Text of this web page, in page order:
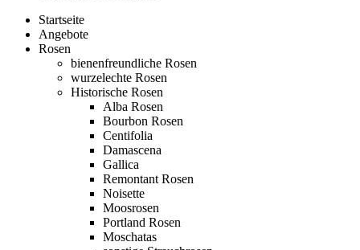
Startseite
Angebote
Rosen
bienenfreundliche Rosen
wurzelechte Rosen
Historische Rosen
Alba Rosen
Bourbon Rosen
Centifolia
Damascena
Gallica
Remontant Rosen
Noisette
Moosrosen
Portland Rosen
Moschatas